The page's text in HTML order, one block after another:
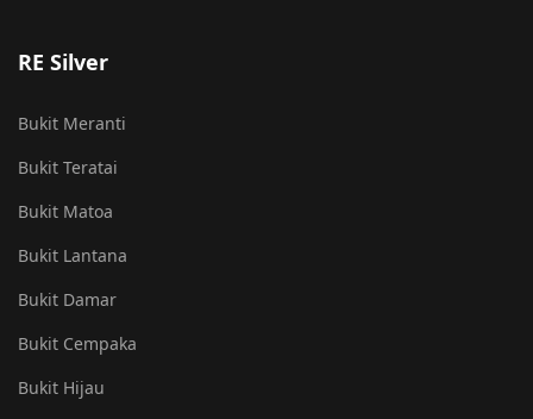
RE Silver
Bukit Meranti
Bukit Teratai
Bukit Matoa
Bukit Lantana
Bukit Damar
Bukit Cempaka
Bukit Hijau